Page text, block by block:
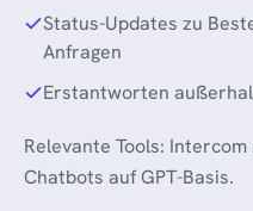
Status-Updates zu
Anfragen
Erstantworten
Relevante Tools:
Chatbots auf GPT-Basis.